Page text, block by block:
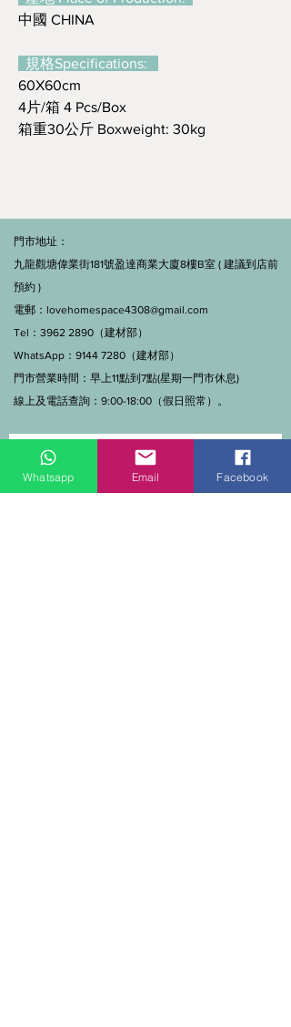
中國 CHINA
規格Specifications:
60X60cm
4片/箱 4 Pcs/Box
箱重30公斤 Boxweight: 30kg
門市地址：
九龍觀塘偉業街181號盈達商業大廈8樓B室 ( 建議到店前
預約 )
電郵： lovehomespace4308@gmail.com
Tel：3962 2890（建材部）
WhatsApp：9144 7280（建材部）
門市營業時間：早上11點到7點(星期一門市休息)
線上及電話查詢：9:00-18:00（假日照常）。
Whatsapp Email Facebook